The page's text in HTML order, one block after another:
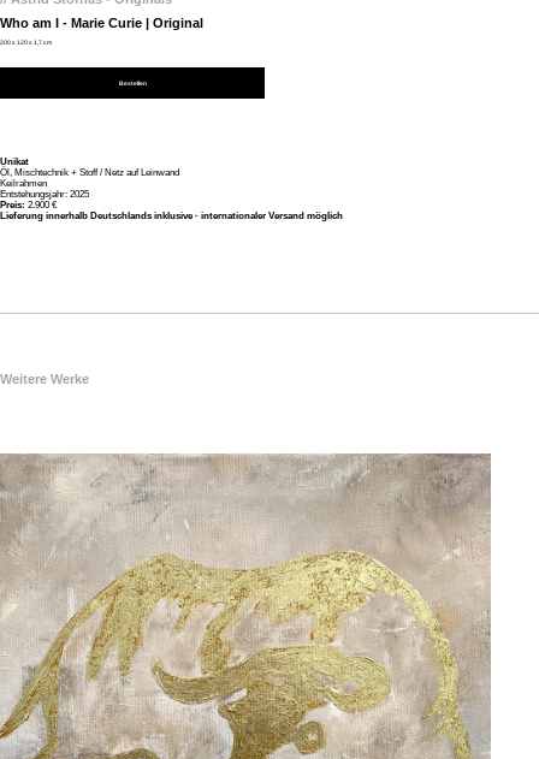
Who am I - Marie Curie | Original
200 x 120 x 1,7 cm
Bestellen
Unikat
Öl, Mischtechnik + Stoff / Netz auf Leinwand
Keilrahmen
Entstehungsjahr: 2025
Preis: 2.900 €
Lieferung innerhalb Deutschlands inklusive · internationaler Versand möglich
Weitere Werke